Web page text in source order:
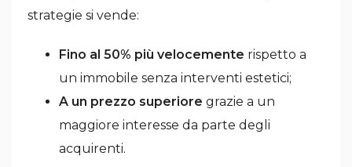
strategie si vende:
Fino al 50% più velocemente rispetto a
un immobile senza interventi estetici;
A un prezzo superiore grazie a un
maggiore interesse da parte degli
acquirenti.